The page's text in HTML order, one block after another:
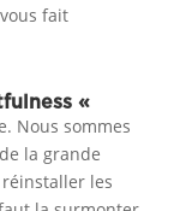
fait
«
Nous sommes
la grande
les